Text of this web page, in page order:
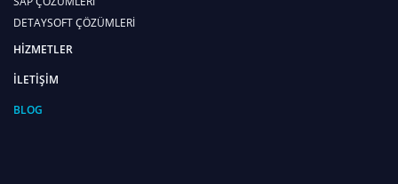
DETAYSOFT ÇÖZÜMLERİ
HİZMETLER
İLETİŞİM
BLOG